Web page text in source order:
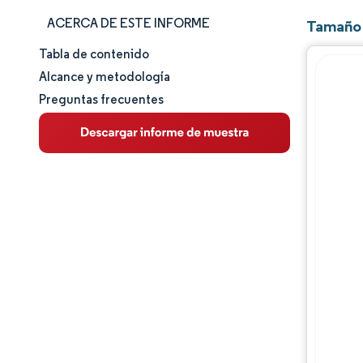
ACERCA DE ESTE INFORME
Tamaño y cuota de mercado
Análisis de mercado
Tendencias e ideas
Tabla de contenido
Alcance y metodología
Preguntas frecuentes